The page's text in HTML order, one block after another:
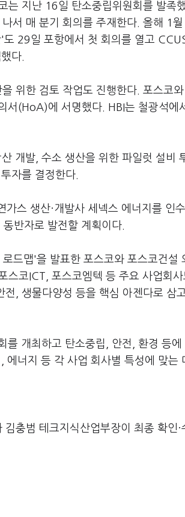
는 지난 16일 탄소중립위원회를 발족
서 매 분기 회의를 주재한다. 올해 1
29일 포항에서 첫 회의를 열고
다.
위한 검토 작업도 진행한다. 포스코
서(HoA)에 서명했다. HBI는 철광석에
개발, 수소 생산을 위한 파일럿 설비
자를 결정한다.
스 생산·개발사 세넥스 에너지를 인
반자로 발전할 계획이다.
드맵'을 발표한 포스코와 포스코건설
스코ICT, 포스코엠텍 등 주요 사업회
, 생물다양성 등을 핵심 아젠다로 삼
개최하고 탄소중립, 안전, 환경 등에
너지 등 각 사업 회사별 특성에 맞는
충범 테크지식산업부장이 최종 확인·